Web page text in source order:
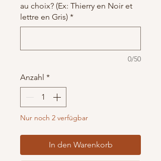
au choix? (Ex: Thierry en Noir et
lettre en Gris) *
0/50
Anzahl *
Nur noch 2 verfügbar
In den Warenkorb